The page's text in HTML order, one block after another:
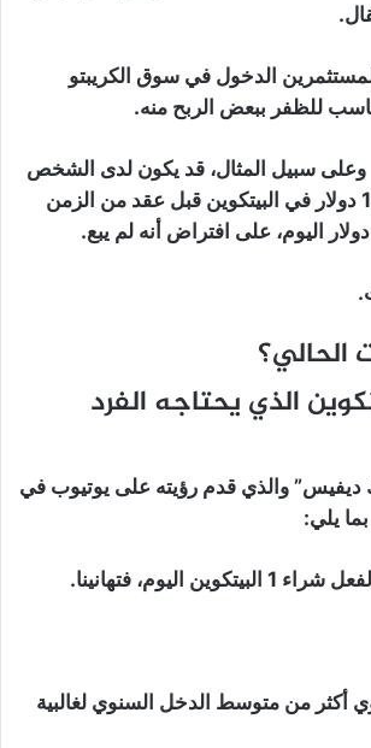
الدخول في سوق الكريبتو
للظفر ببعض الربح منه.
سبيل المثال، قد يكون لدى الشخص
الذي استثمر 1000 دولار في البيتكوين قبل عقد من الزمن
الحالي؟
الذي يحتاجه الفرد
ديفيس” والذي قدم رؤيته على يوتيوب في
يلي:
اليوم، فتهانينا.
تساوي أكثر من متوسط ​​الدخل السنوي لغالبية